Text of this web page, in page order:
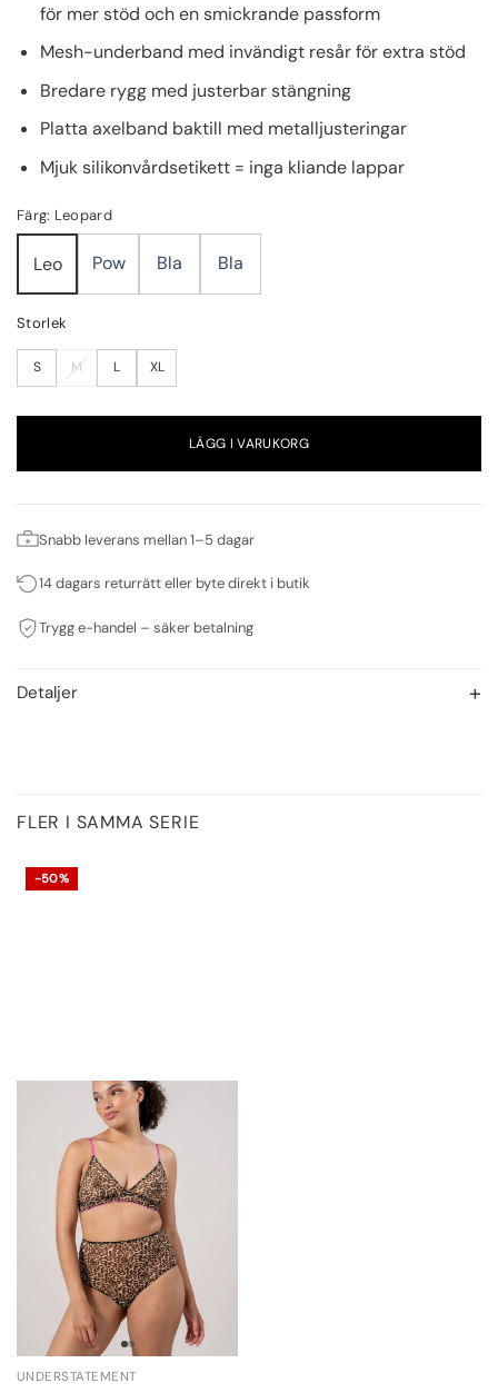
för mer stöd och en smickrande passform
Mesh-underband med invändigt resår för extra stöd
Bredare rygg med justerbar stängning
Platta axelband baktill med metalljusteringar
Mjuk silikonvårdsetikett = inga kliande lappar
Färg: Leopard
Leo Pow Bla Bla
Storlek
S M L XL
LÄGG I VARUKORG
Snabb leverans mellan 1–5 dagar
14 dagars returrätt eller byte direkt i butik
Trygg e-handel – säker betalning
Detaljer
FLER I SAMMA SERIE
-50%
UNDERSTATEMENT